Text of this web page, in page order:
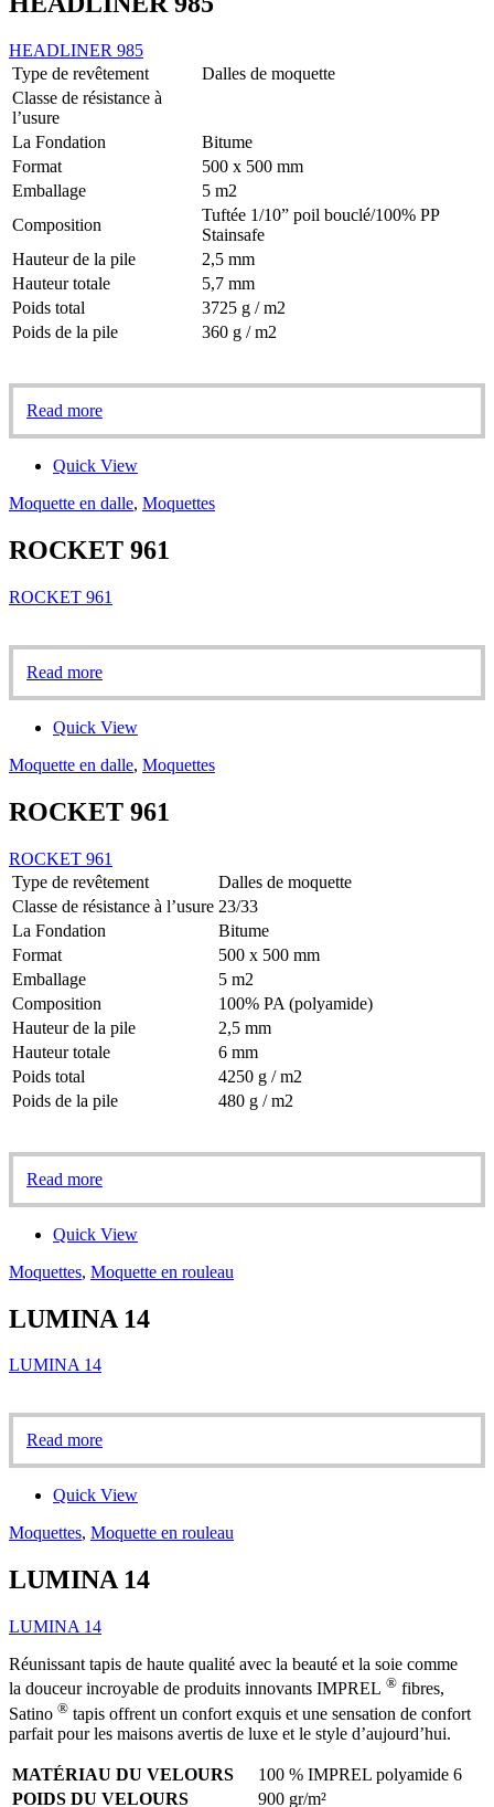
HEADLINER 985
Type de revêtement
Dalles de moquette
Classe de résistance à
l’usure
La Fondation
Bitume
Format
500 x 500 mm
Emballage
5 m2
Composition
Tuftée 1/10” poil bouclé/100% PP
Stainsafe
Hauteur de la pile
2,5 mm
Hauteur totale
5,7 mm
Poids total
3725 g / m2
Poids de la pile
360 g / m2
Read more
Quick View
Moquette en dalle, Moquettes
ROCKET 961
ROCKET 961
Read more
Quick View
Moquette en dalle, Moquettes
ROCKET 961
ROCKET 961
Type de revêtement
Dalles de moquette
Classe de résistance à l’usure 23/33
La Fondation
Bitume
Format
500 x 500 mm
Emballage
5 m2
Composition
100% PA (polyamide)
Hauteur de la pile
2,5 mm
Hauteur totale
6 mm
Poids total
4250 g / m2
Poids de la pile
480 g / m2
Read more
Quick View
Moquettes, Moquette en rouleau
LUMINA 14
LUMINA 14
Read more
Quick View
Moquettes, Moquette en rouleau
LUMINA 14
LUMINA 14
Réunissant tapis de haute qualité avec la beauté et la soie comme
la douceur incroyable de produits innovants IMPREL ® fibres,
Satino ® tapis offrent un confort exquis et une sensation de confort
parfait pour les maisons avertis de luxe et le style d’aujourd’hui.
MATÉRIAU DU VELOURS
100 % IMPREL polyamide 6
POIDS DU VELOURS
900 gr/m²